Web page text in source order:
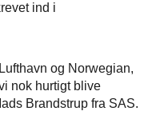
ind i
og Norwegian,
nok hurtigt blive
Brandstrup fra SAS.